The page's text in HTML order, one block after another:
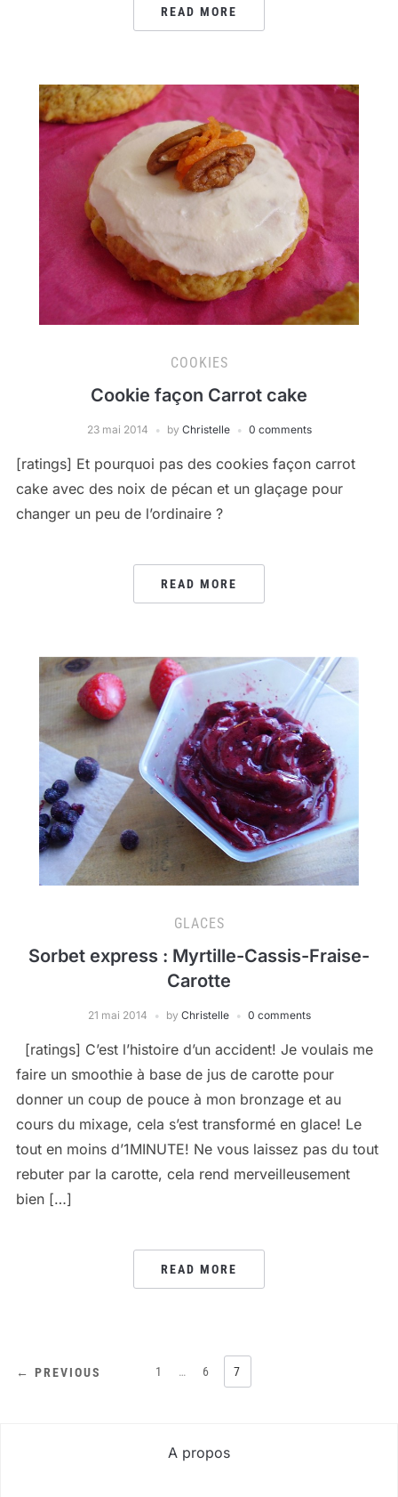
READ MORE
COOKIES
Cookie façon Carrot cake
23 mai 2014 by Christelle 0 comments
[ratings] Et pourquoi pas des cookies façon carrot
cake avec des noix de pécan et un glaçage pour
changer un peu de l’ordinaire ?
READ MORE
GLACES
Sorbet express : Myrtille-Cassis-Fraise-
Carotte
21 mai 2014 by Christelle 0 comments
[ratings] C’est l’histoire d’un accident! Je voulais me
faire un smoothie à base de jus de carotte pour
donner un coup de pouce à mon bronzage et au
cours du mixage, cela s’est transformé en glace! Le
tout en moins d’1MINUTE! Ne vous laissez pas du tout
rebuter par la carotte, cela rend merveilleusement
bien […]
READ MORE
PAGINATION
← PREVIOUS 1 … 6 7
A propos